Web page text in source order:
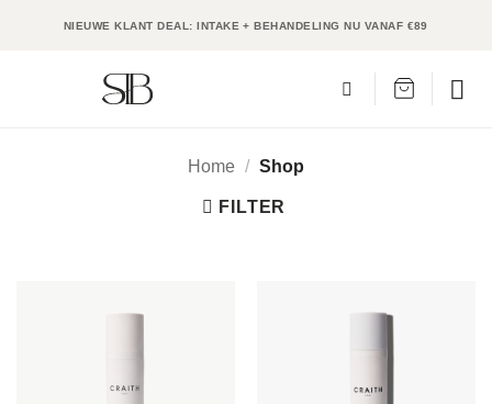
NIEUWE KLANT DEAL: INTAKE + BEHANDELING NU VANAF €89
Home / Shop
FILTER